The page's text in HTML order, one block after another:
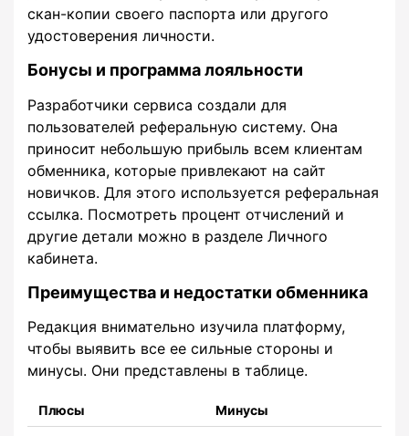
скан-копии своего паспорта или другого
удостоверения личности.
Бонусы и программа лояльности
Разработчики сервиса создали для
пользователей реферальную систему. Она
приносит небольшую прибыль всем клиентам
обменника, которые привлекают на сайт
новичков. Для этого используется реферальная
ссылка. Посмотреть процент отчислений и
другие детали можно в разделе Личного
кабинета.
Преимущества и недостатки обменника
Редакция внимательно изучила платформу,
чтобы выявить все ее сильные стороны и
минусы. Они представлены в таблице.
Плюсы Минусы